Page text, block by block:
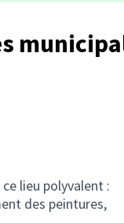
lieu polyvalent :
des peintures,